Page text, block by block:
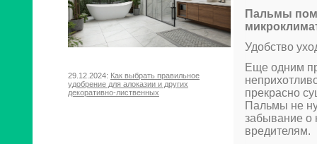
29.12.2024: Как выбрать правильное
удобрение для алоказии и других
декоративно-лиственных
Пальмы
Удобство
Еще одним
прекрасно
Пальмы не
забывание о
вредителям.